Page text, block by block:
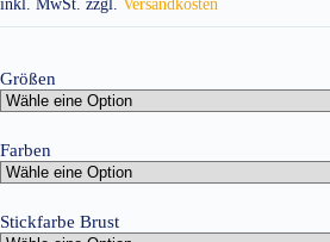
Größen
Farben
Stickfarbe Brust